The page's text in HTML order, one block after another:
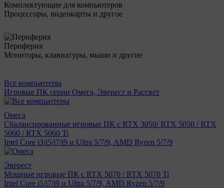
Комплектующие для компьютеров
Процессоры, видеокарты и другое
Периферия
Мониторы, клавиатуры, мыши и другие
Все компьютеры
Игровые ПК серии Омега, Эверест и Рассвет
Омега
Сбалансированные игровые ПК с RTX 3050/ RTX 5050 / RTX
5060 / RTX 5060 Ti
Intel Core i3/i5/i7/i9 и Ultra 5/7/9, AMD Ryzen 5/7/9
Эверест
Мощные игровые ПК с RTX 5070 / RTX 5070 Ti
Intel Core i5/i7/i9 и Ultra 5/7/9, AMD Ryzen 5/7/9